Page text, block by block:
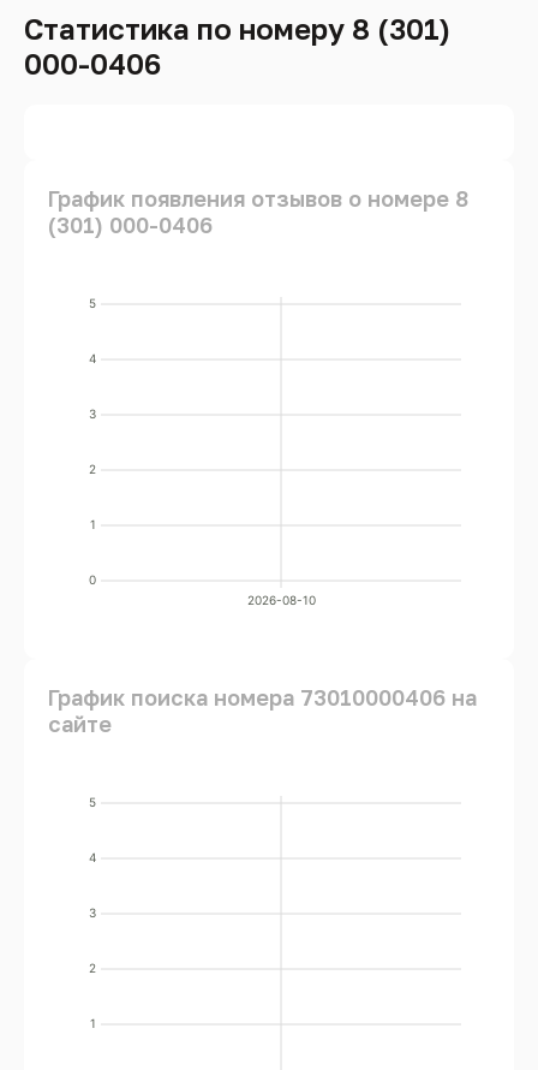
Статистика по номеру 8 (301)
000-0406
График появления отзывов о номере 8
(301) 000-0406
0
1
2
3
4
5
2026-08-10
График поиска номера 73010000406 на
сайте
1
2
3
4
5